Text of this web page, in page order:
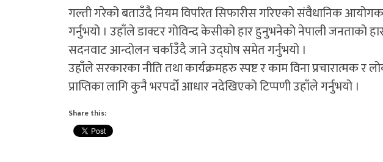
गल्ती गरेको बताउँदै नियम विपरित सिफारीस गरिएको संवैधानिक
गर्नुभयो । उहाँले डाक्टर गोविन्द केसीको हार हुनुभनेको नेपाली जनताको
सदनवाट आन्दोलन चर्काउँदै जाने उद्घोष समेत गर्नुभयो ।
उहाँले सरकारका नीति तथा कार्यक्रमहरु स्पष्ट र काम विना प्रचारात्मक र
प्राप्तिका लागि कुनै भरपर्दो आधार नदेखिएको टिप्पणी उहाँले गर्नुभयो ।
Share this: